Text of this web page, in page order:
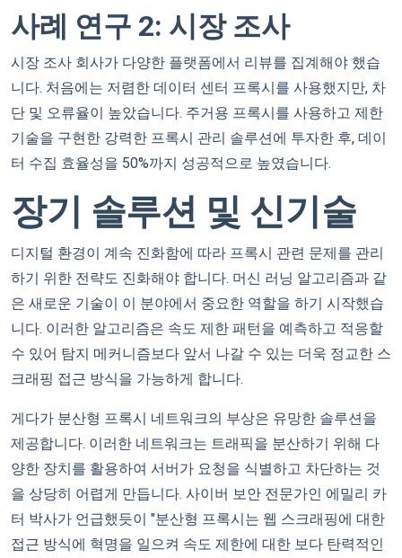
사례 연구 2: 시장 조사
시장 조사 회사가 다양한 플랫폼에서 리뷰를 집계해야 했습
니다. 처음에는 저렴한 데이터 센터 프록시를 사용했지만, 차
단 및 오류율이 높았습니다. 주거용 프록시를 사용하고 제한
기술을 구현한 강력한 프록시 관리 솔루션에 투자한 후, 데이
터 수집 효율성을 50%까지 성공적으로 높였습니다.
장기 솔루션 및 신기술
디지털 환경이 계속 진화함에 따라 프록시 관련 문제를 관리
하기 위한 전략도 진화해야 합니다. 머신 러닝 알고리즘과 같
은 새로운 기술이 이 분야에서 중요한 역할을 하기 시작했습
니다. 이러한 알고리즘은 속도 제한 패턴을 예측하고 적응할
수 있어 탐지 메커니즘보다 앞서 나갈 수 있는 더욱 정교한 스
크래핑 접근 방식을 가능하게 합니다.
게다가 분산형 프록시 네트워크의 부상은 유망한 솔루션을
제공합니다. 이러한 네트워크는 트래픽을 분산하기 위해 다
양한 장치를 활용하여 서버가 요청을 식별하고 차단하는 것
을 상당히 어렵게 만듭니다. 사이버 보안 전문가인 에밀리 카
터 박사가 언급했듯이 "분산형 프록시는 웹 스크래핑에 대한
접근 방식에 혁명을 일으켜 속도 제한에 대한 보다 탄력적인